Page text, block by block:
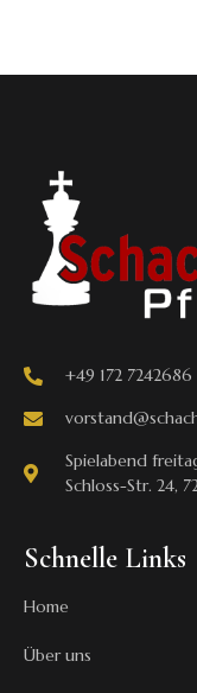
+49 172 7242686
Spielabend
Schloss-Str. 24,
Schnelle Links
Home
Über uns